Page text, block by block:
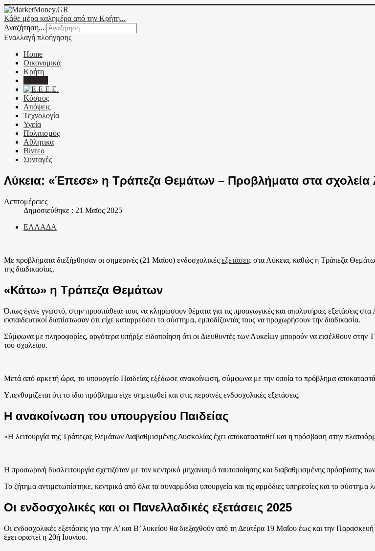
Κάθε μέρα καλημέρα από την Κρήτη...
Αναζήτηση...
Εναλλαγή πλοήγησης
Home
Οικονομικά
Κρήτη
Ε.Ε.
Κόσμος
Απόψεις
Τεχνολογία
Υγεία
Πολιτισμός
Αθλητικά
Βίντεο
Συνταγές
Λύκεια: «Έπεσε» η Τράπεζα Θεμάτων – Προβλήματα στα σχολεία
Λεπτομέρειες
Δημοσιεύθηκε : 21 Μαϊος 2025
ΕΛΛΑΔΑ
Με προβλήματα διεξήχθησαν οι σημερινές (21 Μαΐου) ενδοσχολικές εξετάσεις στα Λύκεια, καθώς η Τράπεζα
της διαδικασίας.
«Κάτω» η Τράπεζα Θεμάτων
Όπως έγινε γνωστό, στην προσπάθειά τους να κληρώσουν θέματα για τις προαγωγικές και απολυτήριες εξετάσεις
εκπαιδευτικοί διαπίστωσαν ότι είχε καταρρεύσει το σύστημα, εμποδίζοντάς τους να προχωρήσουν την διαδικασία.
Σύμφωνα με πληροφορίες, αργότερα υπήρξε ειδοποίηση ότι οι Διευθυντές των Λυκείων μπορούν να εισέλθουν
του σχολείου.
Μετά από αρκετή ώρα, το υπουργείο Παιδείας εξέδωσε ανακοίνωση, σύμφωνα με την οποία το πρόβλημα
Υπενθυμίζεται ότι το ίδιο πρόβλημα είχε σημειωθεί και στις περσινές ενδοσχολικές εξετάσεις.
Η ανακοίνωση του υπουργείου Παιδείας
«Η λειτουργία της Τράπεζας Θεμάτων Διαβαθμισμένης Δυσκολίας έχει αποκατασταθεί και η πρόσβαση στην
Η προσωρινή δυσλειτουργία σχετιζόταν με τον κεντρικό μηχανισμό ταυτοποίησης και διαβαθμισμένης πρόσβασης
Το ζήτημα αντιμετωπίστηκε, κεντρικά από όλα τα συναρμόδια υπουργεία και τις αρμόδιες υπηρεσίες και το σύστημα
Οι ενδοσχολικές και οι Πανελλαδικές εξετάσεις 2025
Οι ενδοσχολικές εξετάσεις για την Α’ και Β’ λυκείου θα διεξαχθούν από τη Δευτέρα 19 Μαΐου έως και την
έχει οριστεί η 20ή Ιουνίου.